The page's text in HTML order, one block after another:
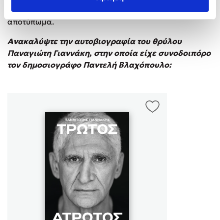
ζωή. Ένα έτος κυκλοφορίας που ήδη έχει αφήσει βαθύ
αποτύπωμα.
Ανακαλύψτε την αυτοβιογραφία του θρύλου
Παναγιώτη Γιαννάκη, στην οποία είχε συνοδοιπόρο
τον δημοσιογράφο Παντελή Βλαχόπουλο: